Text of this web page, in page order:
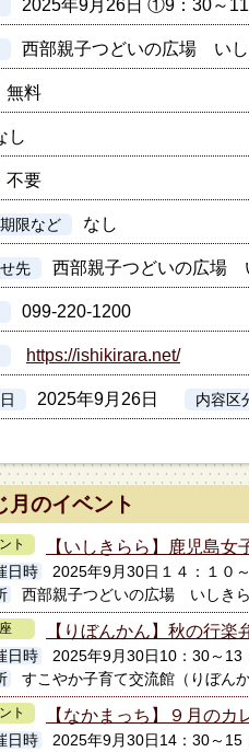
2025年9月26日 ①9：30～
西部親子つどいの広場 いし
無料
し
不要
限など なし
先 西部親子つどいの広場
099-220-1200
https://ishikirara.net/
2025年9月26日 内容区
月のイベント
ト 【いしきらら】鹿児島女
日時
2025年9月30日１４：１０
西部親子つどいの広場 いしき
【りぼんかん】秋の行楽
日時
2025年9月30日10：30～13
すこやか子育て交流館（りぼん
ト 【なかまっち】９月のカ
日時
2025年9月30日14：30～15